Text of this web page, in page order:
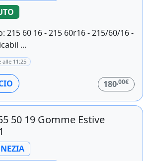
215 60 16 - 215 60r16 - 215/60/16 -
...
alle 11:25
180,00€
50 19 Gomme Estive